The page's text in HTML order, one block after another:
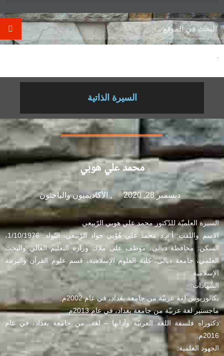
السيرة الذاتية
محمد علي هوبي
ديسمبر 28, 2020 , الأكاديميون والباحثون
السيرة العلميّة للدّكتور محمد علي هوبي الرّبيعي
الاسم واللقب: أ.م.د محمد علي هُوْبي جواد الرّبيعي، التّولد: 1/10/1976،
السكن: محافظة ديالى، موظف على ملاك وزارة التعليم العالي والبحث
العلمي، جامعة ديالى، كلية العلوم الإسلامية، قسم علوم القرآن والتربية
الإسلامية.
الشَّهادات:
بكالوريوس لغة عربيّة من جامعة بغداد، في عام 2002م.
ماجستير لغة عربيّة من جامعة بغداد، في عام 2013م.
دكتوراه فلسفة اللغة العربيّة وآدابها – لغة، من جامعة بغداد، في عام
2016م.
الجهود العلمية: